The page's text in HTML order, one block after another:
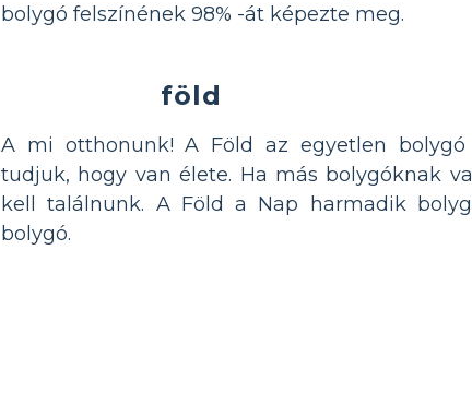
bolygó felszínének 98% -át képezte meg.
föld
A mi otthonunk! A Föld az egyetlen bolygó
tudjuk, hogy van élete. Ha más bolygóknak
kell találnunk. A Föld a Nap harmadik
bolygó.